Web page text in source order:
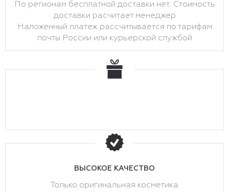
По регионам бесплатной доставки нет. Стоимость
доставки расчитает менеджер
Наложенный платеж рассчитывается по тарифам
почты России или курьерской службой
ВЫСОКОЕ КАЧЕСТВО
Только оригинальная косметика